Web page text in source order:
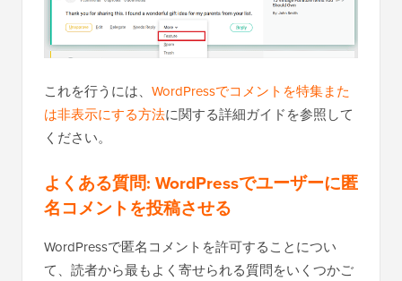
これを行うには、 WordPressでコメントを特集また
は非表示にする方法に関する詳細ガイドを参照して
ください。
よくある質問: WordPressでユーザーに匿
名コメントを投稿させる
WordPressで匿名コメントを許可することについ
て、読者から最もよく寄せられる質問をいくつかご